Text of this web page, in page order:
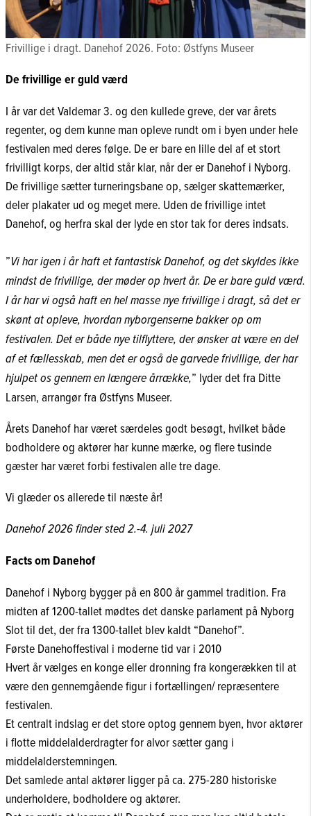
Frivillige i dragt. Danehof 2026. Foto: Østfyns Museer
De frivillige er guld værd
I år var det Valdemar 3. og den kullede greve, der var årets
regenter, og dem kunne man opleve rundt om i byen under hele
festivalen med deres følge. De er bare en lille del af et stort
frivilligt korps, der altid står klar, når der er Danehof i Nyborg.
De frivillige sætter turneringsbane op, sælger skattemærker,
deler plakater ud og meget mere. Uden de frivillige intet
Danehof, og herfra skal der lyde en stor tak for deres indsats.
”Vi har igen i år haft et fantastisk Danehof, og det skyldes ikke
mindst de frivillige, der møder op hvert år. De er bare guld værd.
I år har vi også haft en hel masse nye frivillige i dragt, så det er
skønt at opleve, hvordan nyborgenserne bakker op om
festivalen. Det er både nye tilflyttere, der ønsker at være en del
af et fællesskab, men det er også de garvede frivillige, der har
hjulpet os gennem en længere årrække,” lyder det fra Ditte
Larsen, arrangør fra Østfyns Museer.
Årets Danehof har været særdeles godt besøgt, hvilket både
bodholdere og aktører har kunne mærke, og flere tusinde
gæster har været forbi festivalen alle tre dage.
Vi glæder os allerede til næste år!
Danehof 2026 finder sted 2.-4. juli 2027
Facts om Danehof
Danehof i Nyborg bygger på en 800 år gammel tradition. Fra
midten af 1200-tallet mødtes det danske parlament på Nyborg
Slot til det, der fra 1300-tallet blev kaldt “Danehof”.
Første Danehoffestival i moderne tid var i 2010
Hvert år vælges en konge eller dronning fra kongerækken til at
være den gennemgående figur i fortællingen/ repræsentere
festivalen.
Et centralt indslag er det store optog gennem byen, hvor aktører
i flotte middelalderdragter for alvor sætter gang i
middelalderstemningen.
Det samlede antal aktører ligger på ca. 275-280 historiske
underholdere, bodholdere og aktører.